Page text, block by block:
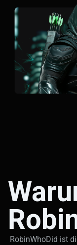
RobinWhoDid ist